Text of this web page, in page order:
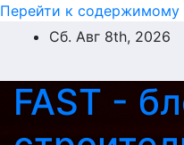
Перейти к содержимому
Сб. Авг 8th, 2026
FAST -